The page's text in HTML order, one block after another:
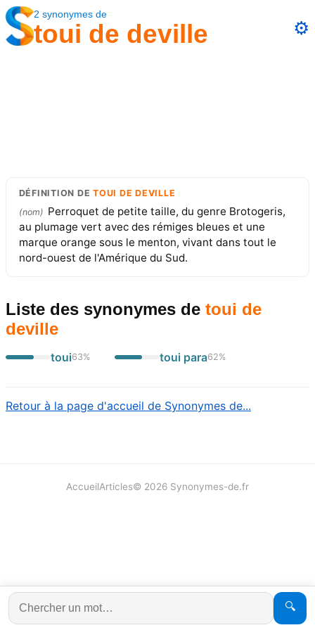
2 synonymes de
toui de deville ⚙️
DÉFINITION DETOUI DE DEVILLE
(nom) Perroquet de petite taille, du genre Brotogeris,
au plumage vert avec des rémiges bleues et une
marque orange sous le menton, vivant dans tout le
nord-ouest de l'Amérique du Sud.
Liste des synonymes de toui de
deville
toui63% toui para62%
Retour à la page d'accueil de Synonymes de...
🔍
AccueilArticles© 2026 Synonymes-de.fr